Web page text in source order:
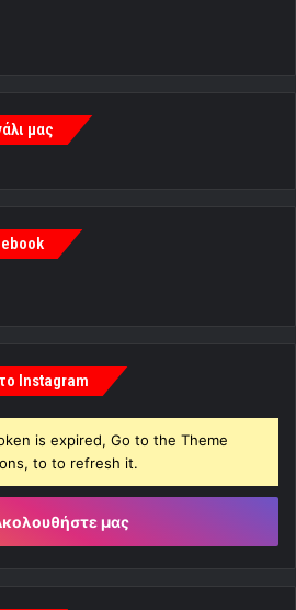
μας
Instagram
is expired, Go to the Theme
to to refresh it.
μας